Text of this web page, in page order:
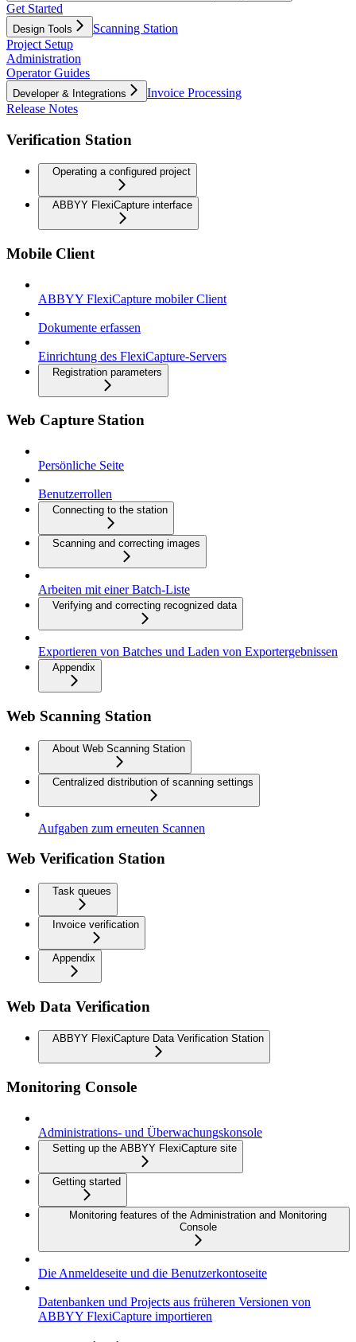
Get Started
Design Tools
Scanning Station
Project Setup
Administration
Operator Guides
Developer & Integrations
Invoice Processing
Release Notes
Verification Station
Operating a configured project
ABBYY FlexiCapture interface
Mobile Client
ABBYY FlexiCapture mobiler Client
Dokumente erfassen
Einrichtung des FlexiCapture-Servers
Registration parameters
Web Capture Station
Persönliche Seite
Benutzerrollen
Connecting to the station
Scanning and correcting images
Arbeiten mit einer Batch-Liste
Verifying and correcting recognized data
Exportieren von Batches und Laden von Exportergebnissen
Appendix
Web Scanning Station
About Web Scanning Station
Centralized distribution of scanning settings
Aufgaben zum erneuten Scannen
Web Verification Station
Task queues
Invoice verification
Appendix
Web Data Verification
ABBYY FlexiCapture Data Verification Station
Monitoring Console
Administrations- und Überwachungskonsole
Setting up the ABBYY FlexiCapture site
Getting started
Monitoring features of the Administration and Monitoring
Console
Die Anmeldeseite und die Benutzerkontoseite
Datenbanken und Projects aus früheren Versionen von
ABBYY FlexiCapture importieren